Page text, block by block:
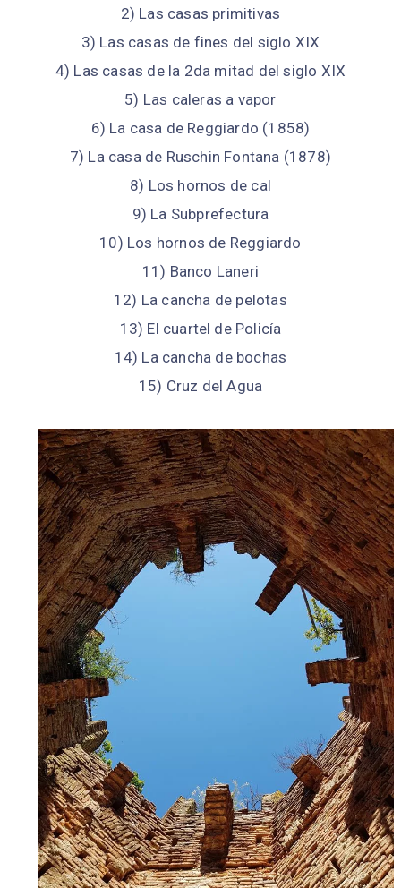
2) Las casas primitivas
3) Las casas de fines del siglo XIX
4) Las casas de la 2da mitad del siglo XIX
5) Las caleras a vapor
6) La casa de Reggiardo (1858)
7) La casa de Ruschin Fontana (1878)
8) Los hornos de cal
9) La Subprefectura
10) Los hornos de Reggiardo
11) Banco Laneri
12) La cancha de pelotas
13) El cuartel de Policía
14) La cancha de bochas
15) Cruz del Agua